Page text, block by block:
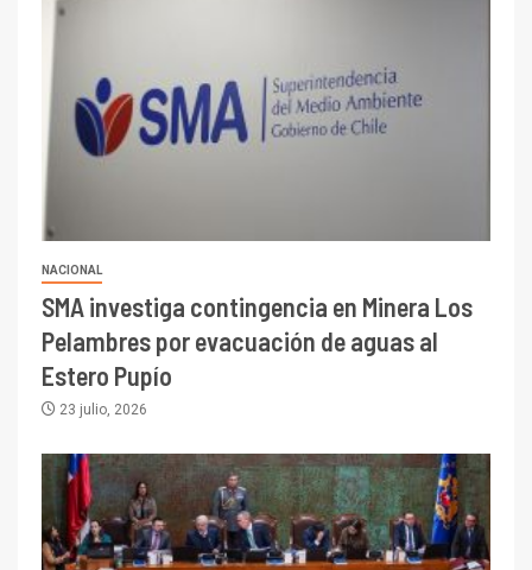
NACIONAL
SMA investiga contingencia en Minera Los
Pelambres por evacuación de aguas al
Estero Pupío
23 julio, 2026